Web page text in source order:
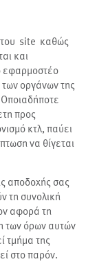
του site καθώς
και
εφαρμοστέο
οργάνων της
Οποιαδήποτε
προς
κτλ, παύει
να θίγεται
αποδοχής σας
τη συνολική
αφορά τη
των όρων αυτών
τμήμα της
στο παρόν.